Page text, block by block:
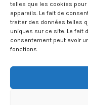
telles que les cookies
appareils. Le fait de
traiter des données telles
uniques sur ce site. Le fait
consentement peut avoir
fonctions.